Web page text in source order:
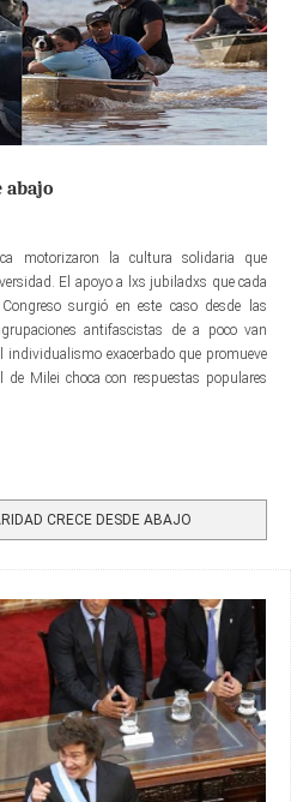
abajo
motorizaron la cultura solidaria que
El apoyo a lxs jubiladxs que cada
surgió en este caso desde las
antifascistas de a poco van
exacerbado que promueve
Milei choca con respuestas populares
CRECE DESDE ABAJO